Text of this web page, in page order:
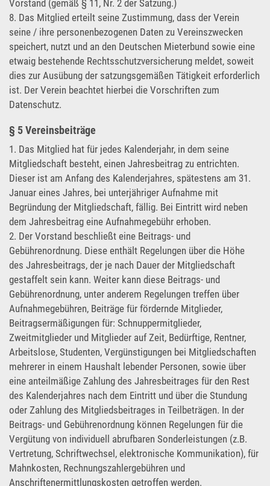
Vorstand (gemäß § 11, Nr. 2 der Satzung.)
8. Das Mitglied erteilt seine Zustimmung, dass der Verein
seine / ihre personenbezogenen Daten zu Vereinszwecken
speichert, nutzt und an den Deutschen Mieterbund sowie eine
etwaig bestehende Rechtsschutzversicherung meldet, soweit
dies zur Ausübung der satzungsgemäßen Tätigkeit erforderlich
ist. Der Verein beachtet hierbei die Vorschriften zum
Datenschutz.
§ 5 Vereinsbeiträge
1. Das Mitglied hat für jedes Kalenderjahr, in dem seine
Mitgliedschaft besteht, einen Jahresbeitrag zu entrichten.
Dieser ist am Anfang des Kalenderjahres, spätestens am 31.
Januar eines Jahres, bei unterjähriger Aufnahme mit
Begründung der Mitgliedschaft, fällig. Bei Eintritt wird neben
dem Jahresbeitrag eine Aufnahmegebühr erhoben.
2. Der Vorstand beschließt eine Beitrags- und
Gebührenordnung. Diese enthält Regelungen über die Höhe
des Jahresbeitrags, der je nach Dauer der Mitgliedschaft
gestaffelt sein kann. Weiter kann diese Beitrags- und
Gebührenordnung, unter anderem Regelungen treffen über
Aufnahmegebühren, Beiträge für fördernde Mitglieder,
Beitragsermäßigungen für: Schnuppermitglieder,
Zweitmitglieder und Mitglieder auf Zeit, Bedürftige, Rentner,
Arbeitslose, Studenten, Vergünstigungen bei Mitgliedschaften
mehrerer in einem Haushalt lebender Personen, sowie über
eine anteilmäßige Zahlung des Jahresbeitrages für den Rest
des Kalenderjahres nach dem Eintritt und über die Stundung
oder Zahlung des Mitgliedsbeitrages in Teilbeträgen. In der
Beitrags- und Gebührenordnung können Regelungen für die
Vergütung von individuell abrufbaren Sonderleistungen (z.B.
Vertretung, Schriftwechsel, elektronische Kommunikation), für
Mahnkosten, Rechnungszahlergebühren und
Anschriftenermittlungskosten getroffen werden.